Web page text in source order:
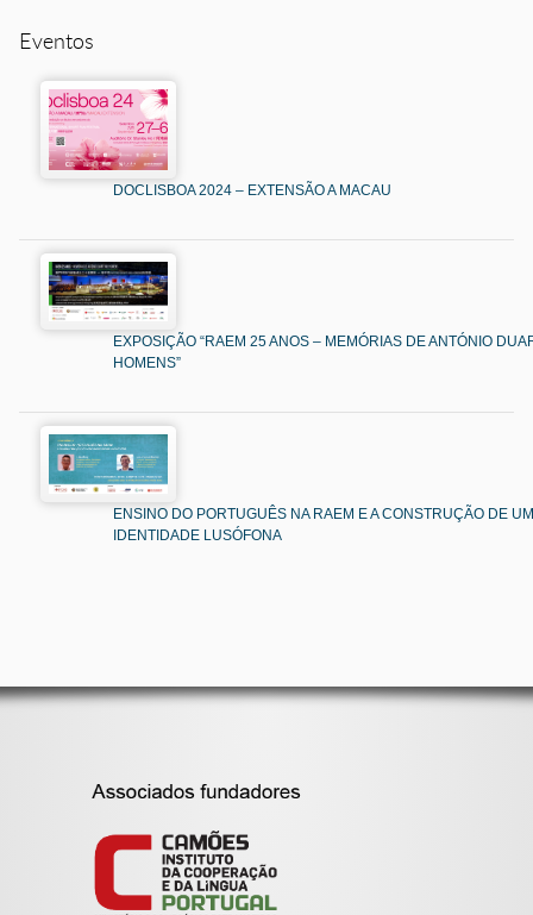
Eventos
DOCLISBOA 2024 – EXTENSÃO A MACAU
EXPOSIÇÃO “RAEM 25 ANOS – MEMÓRIAS DE ANTÓNIO
HOMENS”
ENSINO DO PORTUGUÊS NA RAEM E A CONSTRUÇÃO DE
IDENTIDADE LUSÓFONA